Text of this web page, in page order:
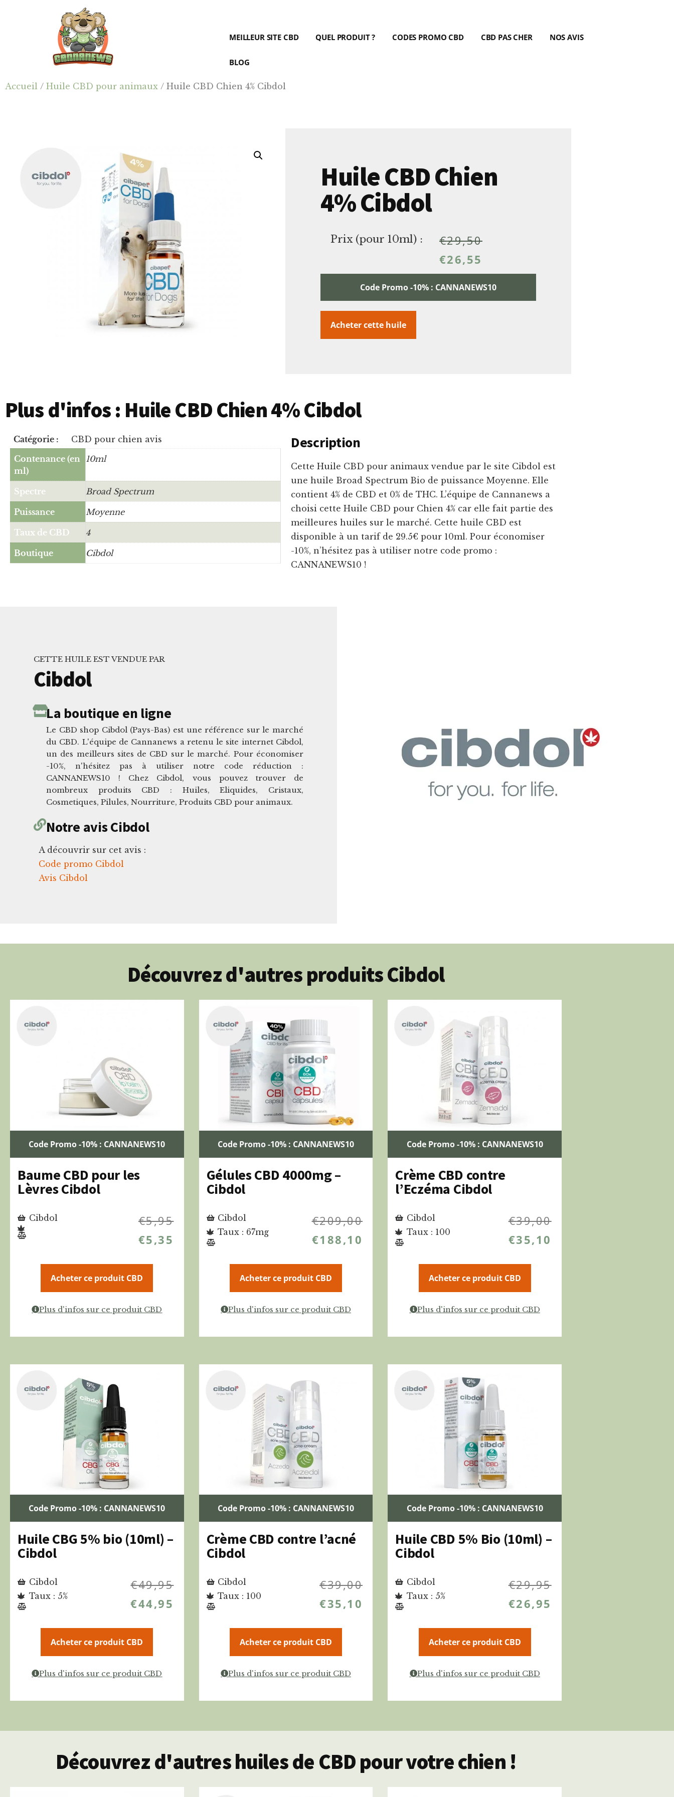
Cannanews.fr
MEILLEUR SITE CBD QUEL PRODUIT ? CODES PROMO CBD CBD PAS CHER NOS AVIS
BLOG
Accueil / Huile CBD pour animaux / Huile CBD Chien 4% Cibdol
Huile CBD Chien
4% Cibdol
Prix (pour 10ml) : €29,50
€26,55
Code Promo -10% : CANNANEWS10
Acheter cette huile
Plus d'infos : Huile CBD Chien 4% Cibdol
Catégorie :
CBD pour chien avis
Contenance (en
ml)
10ml
Spectre Broad Spectrum
Puissance Moyenne
Taux de CBD 4
Boutique Cibdol
Description
Cette Huile CBD pour animaux vendue par le site Cibdol est
une huile Broad Spectrum Bio de puissance Moyenne. Elle
contient 4% de CBD et 0% de THC. L’équipe de Cannanews a
choisi cette Huile CBD pour Chien 4% car elle fait partie des
meilleures huiles sur le marché. Cette huile CBD est
disponible à un tarif de 29.5€ pour 10ml. Pour économiser
-10%, n’hésitez pas à utiliser notre code promo :
CANNANEWS10 !
CETTE HUILE EST VENDUE PAR
Cibdol
La boutique en ligne
Le CBD shop Cibdol (Pays-Bas) est une référence sur le marché
du CBD. L'équipe de Cannanews a retenu le site internet Cibdol,
un des meilleurs sites de CBD sur le marché. Pour économiser
-10%, n'hésitez pas à utiliser notre code réduction :
CANNANEWS10 ! Chez Cibdol, vous pouvez trouver de
nombreux produits CBD : Huiles, Eliquides, Cristaux,
Cosmetiques, Pilules, Nourriture, Produits CBD pour animaux.
Notre avis Cibdol
A découvrir sur cet avis :
Code promo Cibdol
Avis Cibdol
Découvrez d'autres produits Cibdol
Code Promo -10% : CANNANEWS10
Baume CBD pour les
Lèvres Cibdol
Cibdol €5,95
€5,35
Acheter ce produit CBD
Plus d'infos sur ce produit CBD
Code Promo -10% : CANNANEWS10
Gélules CBD 4000mg –
Cibdol
Cibdol
Taux : 67mg
€209,00
€188,10
Acheter ce produit CBD
Plus d'infos sur ce produit CBD
Code Promo -10% : CANNANEWS10
Crème CBD contre
l’Eczéma Cibdol
Cibdol
Taux : 100
€39,00
€35,10
Acheter ce produit CBD
Plus d'infos sur ce produit CBD
Code Promo -10% : CANNANEWS10
Huile CBG 5% bio (10ml) –
Cibdol
Cibdol
Taux : 5%
€49,95
€44,95
Acheter ce produit CBD
Plus d'infos sur ce produit CBD
Code Promo -10% : CANNANEWS10
Crème CBD contre l’acné
Cibdol
Cibdol
Taux : 100
€39,00
€35,10
Acheter ce produit CBD
Plus d'infos sur ce produit CBD
Code Promo -10% : CANNANEWS10
Huile CBD 5% Bio (10ml) –
Cibdol
Cibdol
Taux : 5%
€29,95
€26,95
Acheter ce produit CBD
Plus d'infos sur ce produit CBD
Découvrez d'autres huiles de CBD pour votre chien !